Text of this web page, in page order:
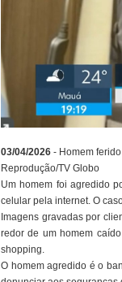
03/04/2026 - Homem
Reprodução/TV Globo
Um homem foi agredido
celular pela internet. O
Imagens gravadas por
redor de um homem
shopping.
O homem agredido é o